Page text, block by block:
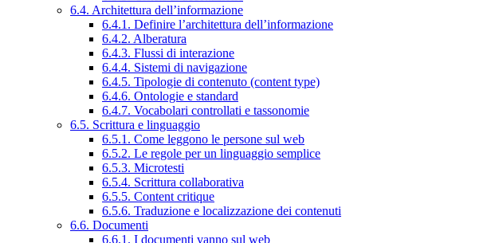
6.4. Architettura dell’informazione
6.4.1. Definire l’architettura dell’informazione
6.4.2. Alberatura
6.4.3. Flussi di interazione
6.4.4. Sistemi di navigazione
6.4.5. Tipologie di contenuto (content type)
6.4.6. Ontologie e standard
6.4.7. Vocabolari controllati e tassonomie
6.5. Scrittura e linguaggio
6.5.1. Come leggono le persone sul web
6.5.2. Le regole per un linguaggio semplice
6.5.3. Microtesti
6.5.4. Scrittura collaborativa
6.5.5. Content critique
6.5.6. Traduzione e localizzazione dei contenuti
6.6. Documenti
6.6.1. I documenti vanno sul web